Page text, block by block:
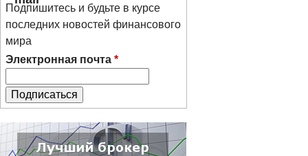
Подпишитесь и будьте в курсе
последних новостей финансового
мира
Электронная почта *